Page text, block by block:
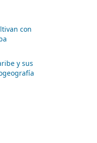
con
y sus